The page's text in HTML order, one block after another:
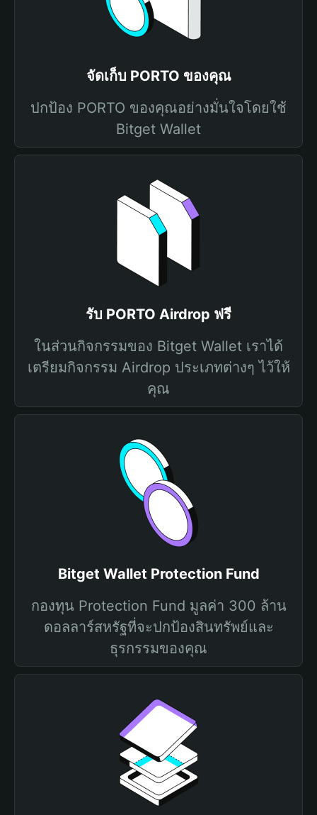
จัดเก็บ PORTO ของคุณ
ปกป้อง PORTO ของคุณอย่างมั่นใจโดยใช้
Bitget Wallet
รับ PORTO Airdrop ฟรี
ในส่วนกิจกรรมของ Bitget Wallet เราได้
เตรียมกิจกรรม Airdrop ประเภทต่างๆ ไว้ให้
คุณ
Bitget Wallet Protection Fund
กองทุน Protection Fund มูลค่า 300 ล้าน
ดอลลาร์สหรัฐที่จะปกป้องสินทรัพย์และ
ธุรกรรมของคุณ